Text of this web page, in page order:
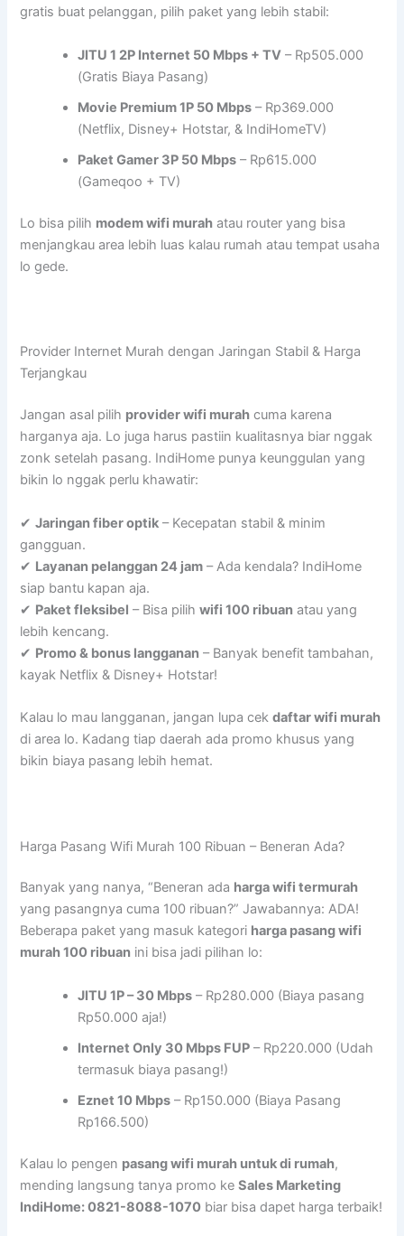
gratis buat pelanggan, pilih paket yang lebih stabil:
JITU 1 2P Internet 50 Mbps + TV – Rp505.000
(Gratis Biaya Pasang)
Movie Premium 1P 50 Mbps – Rp369.000
(Netflix, Disney+ Hotstar, & IndiHomeTV)
Paket Gamer 3P 50 Mbps – Rp615.000
(Gameqoo + TV)
Lo bisa pilih modem wifi murah atau router yang bisa
menjangkau area lebih luas kalau rumah atau tempat usaha
lo gede.
Provider Internet Murah dengan Jaringan Stabil & Harga
Terjangkau
Jangan asal pilih provider wifi murah cuma karena
harganya aja. Lo juga harus pastiin kualitasnya biar nggak
zonk setelah pasang. IndiHome punya keunggulan yang
bikin lo nggak perlu khawatir:
✔Jaringan fiber optik – Kecepatan stabil & minim
gangguan.
✔ Layanan pelanggan 24 jam – Ada kendala? IndiHome
siap bantu kapan aja.
✔ Paket fleksibel – Bisa pilihwifi 100 ribuan atau yang
lebih kencang.
✔ Promo & bonus langganan – Banyak benefit tambahan,
kayak Netflix & Disney+ Hotstar!
Kalau lo mau langganan, jangan lupa cekdaftar wifi murah
di area lo. Kadang tiap daerah ada promo khusus yang
bikin biaya pasang lebih hemat.
Harga Pasang Wifi Murah 100 Ribuan – Beneran Ada?
Banyak yang nanya, “Beneran ada harga wifi termurah
yang pasangnya cuma 100 ribuan?” Jawabannya: ADA!
Beberapa paket yang masuk kategori harga pasang wifi
murah 100 ribuan ini bisa jadi pilihan lo:
JITU 1P – 30 Mbps – Rp280.000 (Biaya pasang
Rp50.000 aja!)
Internet Only 30 Mbps FUP – Rp220.000 (Udah
termasuk biaya pasang!)
Eznet 10 Mbps – Rp150.000 (Biaya Pasang
Rp166.500)
Kalau lo pengen pasang wifi murah untuk di rumah,
mending langsung tanya promo keSales Marketing
IndiHome: 0821-8088-1070 biar bisa dapet harga terbaik!